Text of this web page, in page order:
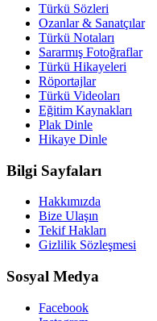
Türkü Sözleri
Ozanlar & Sanatçılar
Türkü Notaları
Sararmış Fotoğraflar
Türkü Hikayeleri
Röportajlar
Türkü Videoları
Eğitim Kaynakları
Plak Dinle
Hikaye Dinle
Bilgi Sayfaları
Hakkımızda
Bize Ulaşın
Tekif Hakları
Gizlilik Sözleşmesi
Sosyal Medya
Facebook